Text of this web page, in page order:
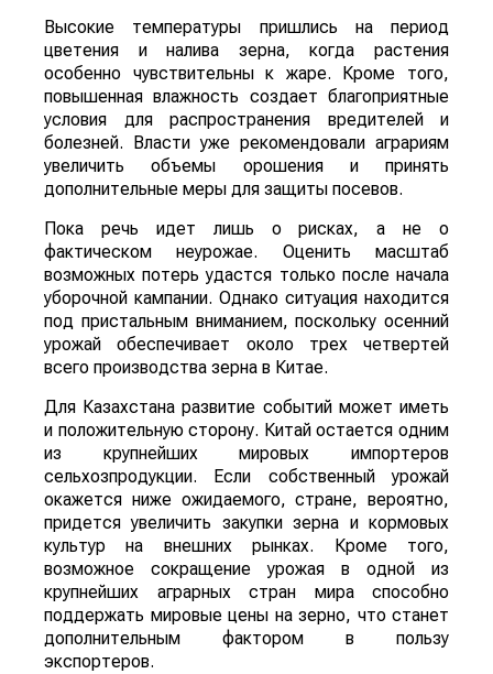
Высокие температуры пришлись на период
цветения и налива зерна, когда растения
особенно чувствительны к жаре. Кроме того,
повышенная влажность создает благоприятные
условия для распространения вредителей и
болезней. Власти уже рекомендовали аграриям
увеличить объемы орошения и принять
дополнительные меры для защиты посевов.
Пока речь идет лишь о рисках, а не о
фактическом неурожае. Оценить масштаб
возможных потерь удастся только после начала
уборочной кампании. Однако ситуация находится
под пристальным вниманием, поскольку осенний
урожай обеспечивает около трех четвертей
всего производства зерна в Китае.
Для Казахстана развитие событий может иметь
и положительную сторону. Китай остается одним
из крупнейших мировых импортеров
сельхозпродукции. Если собственный урожай
окажется ниже ожидаемого, стране, вероятно,
придется увеличить закупки зерна и кормовых
культур на внешних рынках. Кроме того,
возможное сокращение урожая в одной из
крупнейших аграрных стран мира способно
поддержать мировые цены на зерно, что станет
дополнительным фактором в пользу
экспортеров.